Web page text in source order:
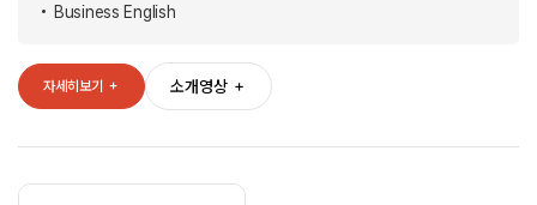
Business English
자세히보기 ＋ 소개영상 ＋